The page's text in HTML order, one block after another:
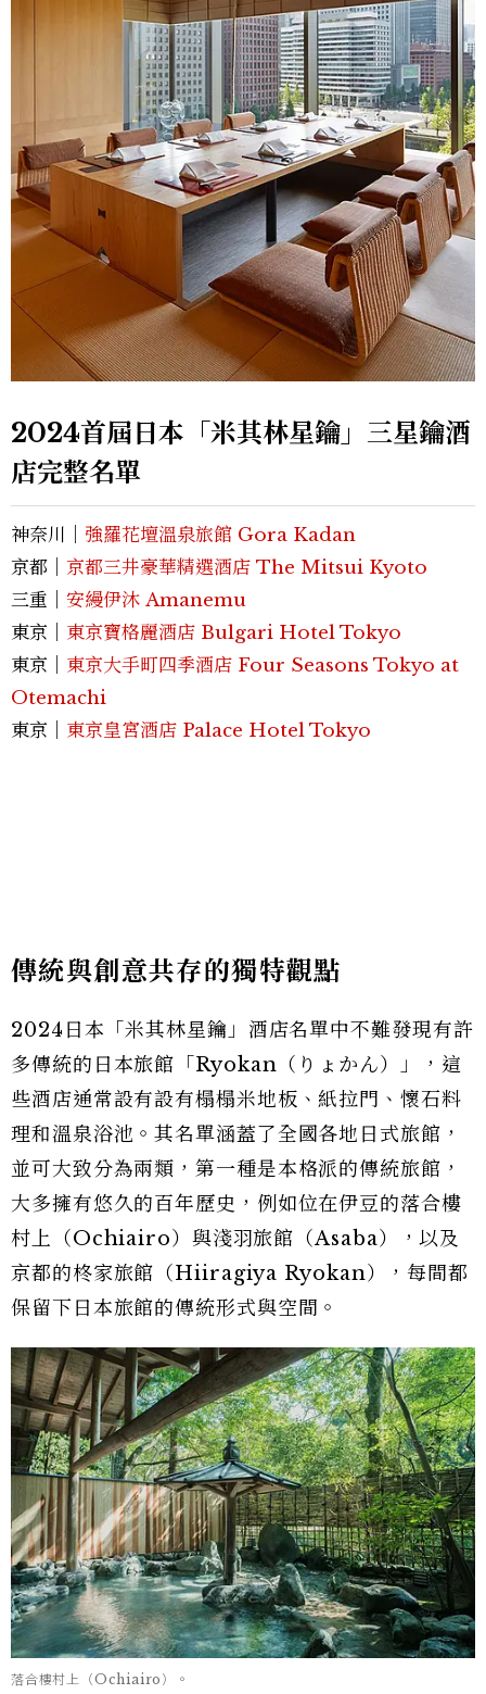
2024首屆日本「米其林星鑰」三星鑰酒
店完整名單
神奈川｜ 強羅花壇溫泉旅館 Gora Kadan
京都｜ 京都三井豪華精選酒店 The Mitsui Kyoto
三重｜ 安縵伊沐 Amanemu
東京｜ 東京寶格麗酒店 Bulgari Hotel Tokyo
東京｜ 東京大手町四季酒店 Four Seasons Tokyo at
Otemachi
東京｜ 東京皇宮酒店 Palace Hotel Tokyo
傳統與創意共存的獨特觀點
2024日本「米其林星鑰」酒店名單中不難發現有許
多傳統的日本旅館「Ryokan（りょかん）」，這
些酒店通常設有設有榻榻米地板、紙拉門、懷石料
理和溫泉浴池。其名單涵蓋了全國各地日式旅館，
並可大致分為兩類，第一種是本格派的傳統旅館，
大多擁有悠久的百年歷史，例如位在伊豆的落合樓
村上（Ochiairo）與淺羽旅館（Asaba），以及
京都的柊家旅館（Hiiragiya Ryokan），每間都
保留下日本旅館的傳統形式與空間。
落合樓村上（Ochiairo）。